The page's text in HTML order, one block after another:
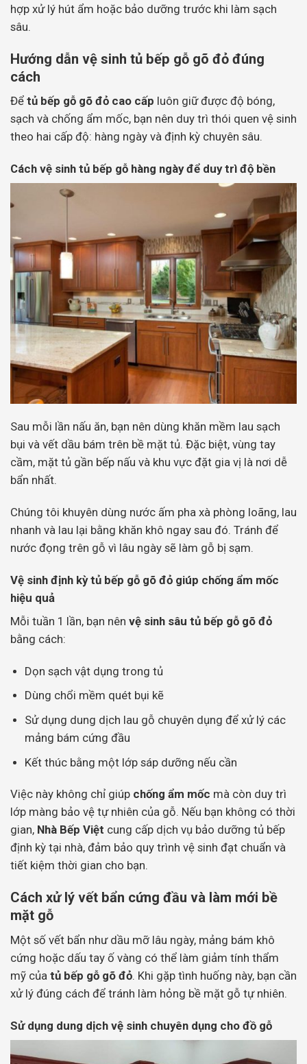
hợp xử lý hút ẩm hoặc bảo dưỡng trước khi làm sạch
sâu.
Hướng dẫn vệ sinh tủ bếp gỗ gõ đỏ đúng
cách
Để tủ bếp gỗ gõ đỏ cao cấp luôn giữ được độ bóng,
sạch và chống ẩm mốc, bạn nên duy trì thói quen vệ sinh
theo hai cấp độ: hàng ngày và định kỳ chuyên sâu.
Cách vệ sinh tủ bếp gỗ hàng ngày để duy trì độ bền
Sau mỗi lần nấu ăn, bạn nên dùng khăn mềm lau sạch
bụi và vết dầu bám trên bề mặt tủ. Đặc biệt, vùng tay
cầm, mặt tủ gần bếp nấu và khu vực đặt gia vị là nơi dễ
bẩn nhất.
Chúng tôi khuyên dùng nước ấm pha xà phòng loãng, lau
nhanh và lau lại bằng khăn khô ngay sau đó. Tránh để
nước đọng trên gỗ vì lâu ngày sẽ làm gỗ bị sạm.
Vệ sinh định kỳ tủ bếp gỗ gõ đỏ giúp chống ẩm mốc
hiệu quả
Mỗi tuần 1 lần, bạn nên vệ sinh sâu tủ bếp gỗ gõ đỏ
bằng cách:
Dọn sạch vật dụng trong tủ
Dùng chổi mềm quét bụi kẽ
Sử dụng dung dịch lau gỗ chuyên dụng để xử lý các
mảng bám cứng đầu
Kết thúc bằng một lớp sáp dưỡng nếu cần
Việc này không chỉ giúp chống ẩm mốc mà còn duy trì
lớp màng bảo vệ tự nhiên của gỗ. Nếu bạn không có thời
gian, Nhà Bếp Việt cung cấp dịch vụ bảo dưỡng tủ bếp
định kỳ tại nhà, đảm bảo quy trình vệ sinh đạt chuẩn và
tiết kiệm thời gian cho bạn.
Cách xử lý vết bẩn cứng đầu và làm mới bề
mặt gỗ
Một số vết bẩn như dầu mỡ lâu ngày, mảng bám khô
cứng hoặc dấu tay ố vàng có thể làm giảm tính thẩm
mỹ của tủ bếp gỗ gõ đỏ. Khi gặp tình huống này, bạn cần
xử lý đúng cách để tránh làm hỏng bề mặt gỗ tự nhiên.
Sử dụng dung dịch vệ sinh chuyên dụng cho đồ gỗ